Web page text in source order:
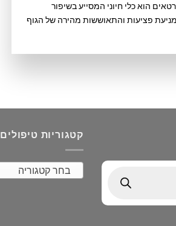
הוא כלי חיוני המסייע בשיפור
מניעת פציעות והתאוששות מהירה של הגוף
קטגוריות טיפולים
בחר קטגוריה